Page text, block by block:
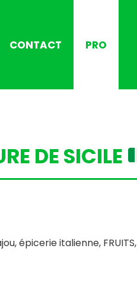
CONTACT PRO
DE SICILE
,épicerie italienne, FRUITS,